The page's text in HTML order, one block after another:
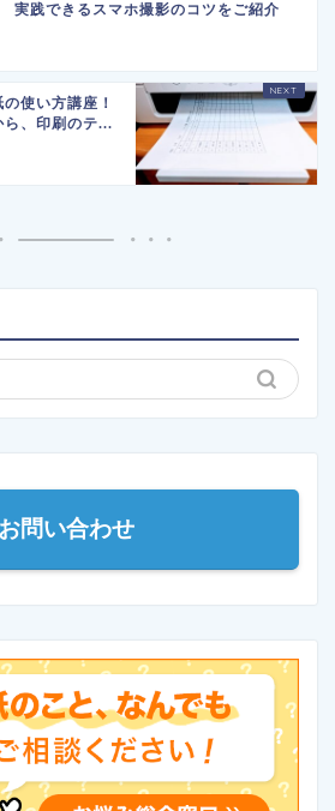
実践できるスマホ撮影のコツをご紹介
使い方講座！
ら、印刷のテ...
お問い合わせ